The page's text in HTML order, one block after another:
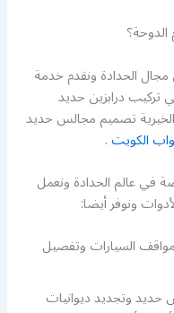
مجال الحدادة ونقدم خدمة
درابزين حديد
تصميم مجالس حديد
الكويت.
في عالم الحدادة ونعمل
ونوفر أيضا:
السيارات وتفصيل
وتجديد ديوانيات